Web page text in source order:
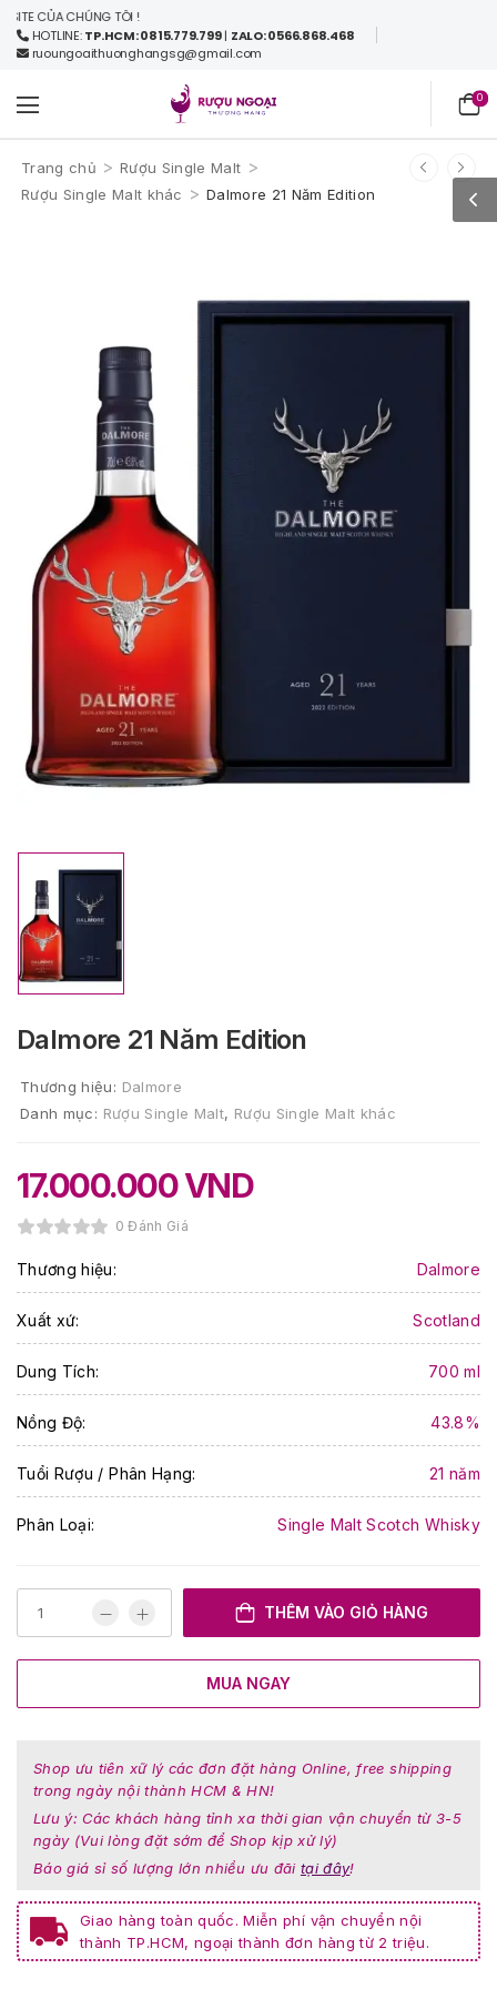
CỦA CHÚNG TÔI !
HOTLINE:TP.HCM: 0815.779.799| ZALO: 0566.868.468
ruoungoaithuonghangsg@gmail.com
0
Trang chủ > Rượu Single Malt >
Rượu Single Malt khác > Dalmore 21 Năm Edition
Dalmore 21 Năm Edition
Thương hiệu: Dalmore
Danh mục: Rượu Single Malt, Rượu Single Malt khác
17.000.000VND
0 Đánh Giá
Thương hiệu: Dalmore
Xuất xứ: Scotland
Dung Tích: 700 ml
Nồng Độ: 43.8%
Tuổi Rượu / Phân Hạng: 21 năm
Phân Loại: Single Malt Scotch Whisky
THÊM VÀO GIỎ HÀNG
MUA NGAY
Shop ưu tiên xữ lý các đơn đặt hàng Online, free shipping
trong ngày nội thành HCM & HN!
Lưu ý: Các khách hàng tỉnh xa thời gian vận chuyển từ 3-5
ngày (Vui lòng đặt sớm để Shop kịp xử lý)
Báo giá sỉ số lượng lớn nhiều ưu đãi tại đây!
Giao hàng toàn quốc. Miễn phí vận chuyển nội
thành TP.HCM, ngoại thành đơn hàng từ 2 triệu.